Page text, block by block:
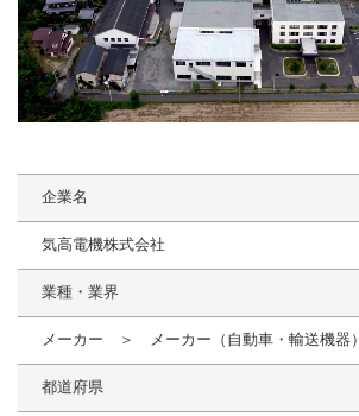
企業名
気高電機株式会社
業種・業界
メーカー ＞ メーカー（自動車・輸送機器）
都道府県